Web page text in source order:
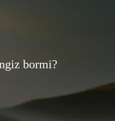
bormi?